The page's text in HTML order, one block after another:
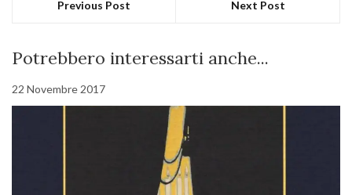
Previous Post Next Post
Potrebbero interessarti anche...
22 Novembre 2017